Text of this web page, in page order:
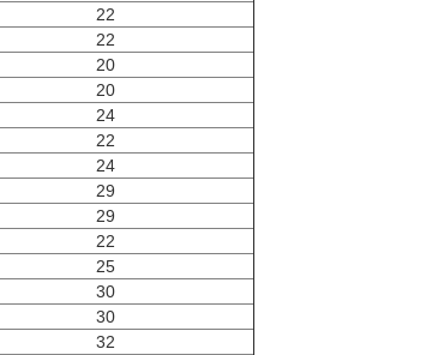
22
22
20
20
24
22
24
29
29
22
25
30
30
32